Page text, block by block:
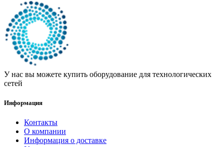
У нас вы можете купить оборудование для технологических
сетей
Информация
Контакты
О компании
Информация о доставке